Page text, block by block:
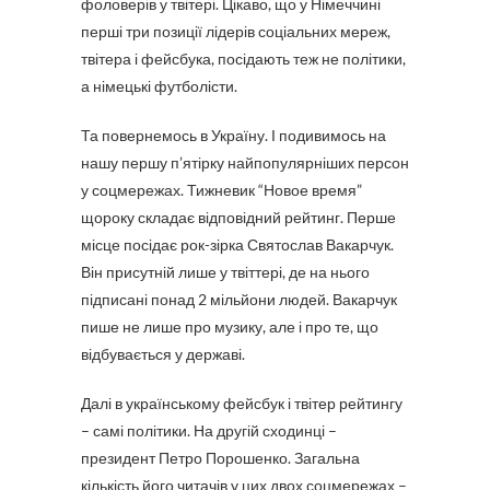
фоловерів у твітері. Цікаво, що у Німеччині
перші три позиції лідерів соціальних мереж,
твітера і фейсбука, посідають теж не політики,
а німецькі футболісти.
Та повернемось в Україну. І подивимось на
нашу першу п’ятірку найпопулярніших персон
у соцмережах. Тижневик “Новое время”
щороку складає відповідний рейтинг. Перше
місце посідає рок-зірка Святослав Вакарчук.
Він присутній лише у твіттері, де на нього
підписані понад 2 мільйони людей. Вакарчук
пише не лише про музику, але і про те, що
відбувається у державі.
Далі в українському фейсбук і твітер рейтингу
– самі політики. На другій сходинці –
президент Петро Порошенко. Загальна
кількість його читачів у цих двох соцмережах –